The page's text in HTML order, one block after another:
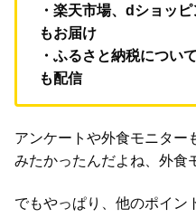
・楽天市場、dショッ
もお届け
・ふるさと納税につい
も配信
アンケートや外食モニター
みたかったんだよね、外食
でもやっぱり、他のポイン